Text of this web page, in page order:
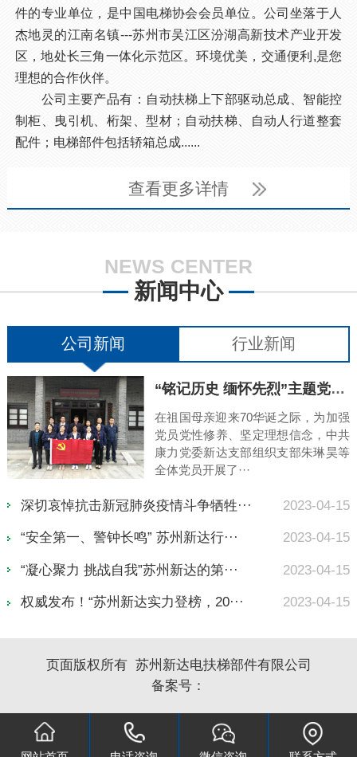
件的专业单位，是中国电梯协会会员单位。公司坐落于人
杰地灵的江南名镇---苏州市吴江区汾湖高新技术产业开发
区，地处长三角一体化示范区。环境优美，交通便利,是您
理想的合作伙伴。
公司主要产品有：自动扶梯上下部驱动总成、智能控
制柜、曳引机、桁架、型材；自动扶梯、自动人行道整套
配件；电梯部件包括轿箱总成......
查看更多详情
NEWS CENTER
新闻中心
公司新闻 行业新闻
“铭记历史 缅怀先烈”主题党日活动···
在祖国母亲迎来70华诞之际，为加强
党员党性修养、坚定理想信念，中共
康力党委新达支部组织支部朱琳昊等
全体党员开展了···
深切哀悼抗击新冠肺炎疫情斗争牺牲··· 2023-04-15
“安全第一、警钟长鸣” 苏州新达行··· 2023-04-15
“凝心聚力 挑战自我”苏州新达的第··· 2023-04-15
权威发布！“苏州新达实力登榜，20··· 2023-04-15
页面版权所有 苏州新达电扶梯部件有限公司
备案号：